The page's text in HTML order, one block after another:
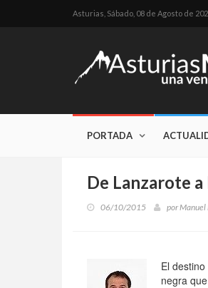
Asturias, Sábado, 08 de Agosto de
PORTADA
De Lanzarote
06/10/2015 porManuel
El
negra